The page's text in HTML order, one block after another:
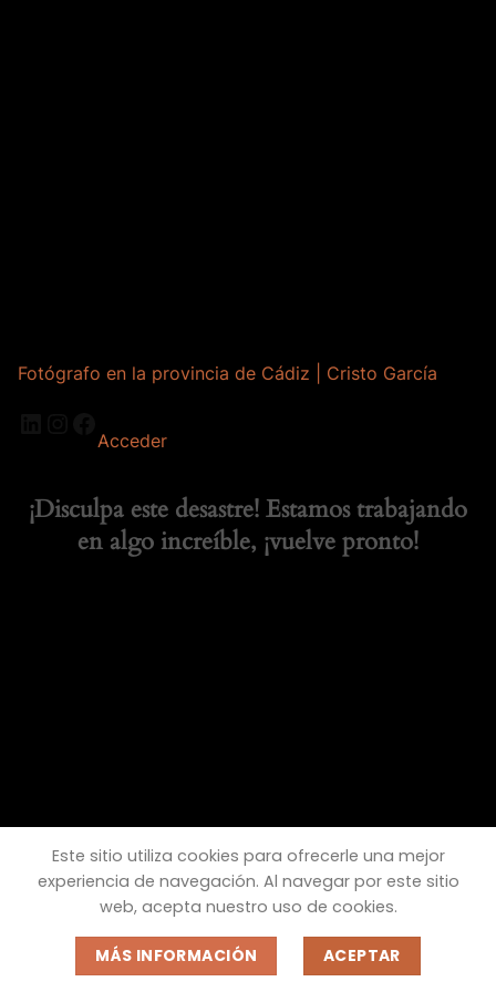
Fotógrafo en la provincia de Cádiz | Cristo García
Acceder
¡Disculpa este desastre! Estamos trabajando
en algo increíble, ¡vuelve pronto!
Este sitio utiliza cookies para ofrecerle una mejor
experiencia de navegación. Al navegar por este sitio
web, acepta nuestro uso de cookies.
MÁS INFORMACIÓN ACEPTAR